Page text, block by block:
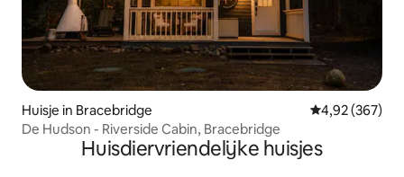
Huisje in Bracebridge Gemiddelde
4,92 (367)
De Hudson - Riverside Cabin, Bracebridge
Huisdiervriendelijke huisjes